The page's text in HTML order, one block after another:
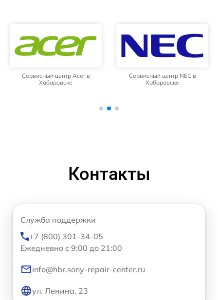
Сервисный центр Acer в
Хабаровске
Сервисный центр NEC в
Хабаровске
Контакты
Служба поддержки
+7 (800) 301-34-05
Ежедневно с 9:00 до 21:00
info@hbr.sony-repair-center.ru
ул. Ленина, 23